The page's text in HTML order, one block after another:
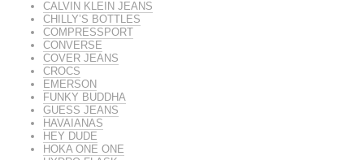
CALVIN KLEIN JEANS
CHILLY’S BOTTLES
COMPRESSPORT
CONVERSE
COVER JEANS
CROCS
EMERSON
FUNKY BUDDHA
GUESS JEANS
HAVAIANAS
HEY DUDE
HOKA ONE ONE